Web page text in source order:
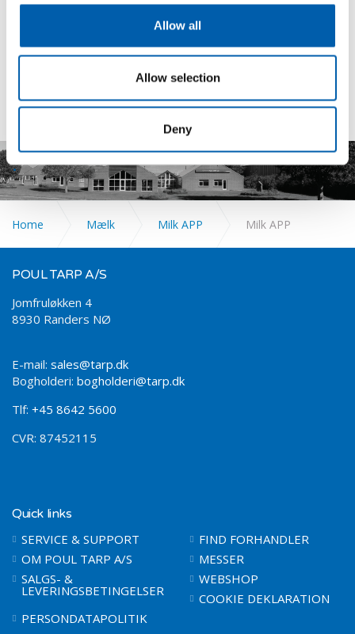
Allow all
Allow selection
Deny
Flowmåler
.
Home Mælk Milk APP Milk APP
POUL TARP A/S
Jomfruløkken 4
8930 Randers NØ
E-mail: sales@tarp.dk
Bogholderi: bogholderi@tarp.dk
Tlf: +45 8642 5600
CVR: 87452115
Quick links
SERVICE & SUPPORT
FIND FORHANDLER
OM POUL TARP A/S
MESSER
SALGS- &
LEVERINGSBETINGELSER
WEBSHOP
COOKIE DEKLARATION
PERSONDATAPOLITIK